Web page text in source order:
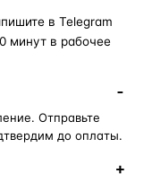
в Telegram
минут в рабочее
Отправьте
до оплаты.